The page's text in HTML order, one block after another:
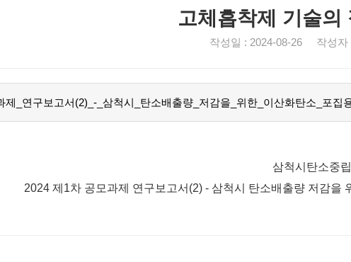
고체흡착제 기술의
작성일 : 2024-08-26 작성
제_연구보고서(2)_-_삼척시_탄소배출량_저감을_위한_이산화탄소_포
삼척시탄소중
2024 제1차 공모과제 연구보고서(2) - 삼척시 탄소배출량 저감